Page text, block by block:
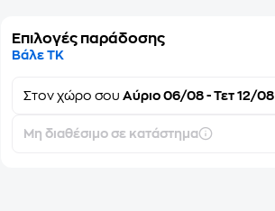
Επιλογές παράδοσης
Βάλε ΤΚ
Στονχώρο σου Αύριο 06/08 - Τετ 12/08
Μη διαθέσιμο σε κατάστημα